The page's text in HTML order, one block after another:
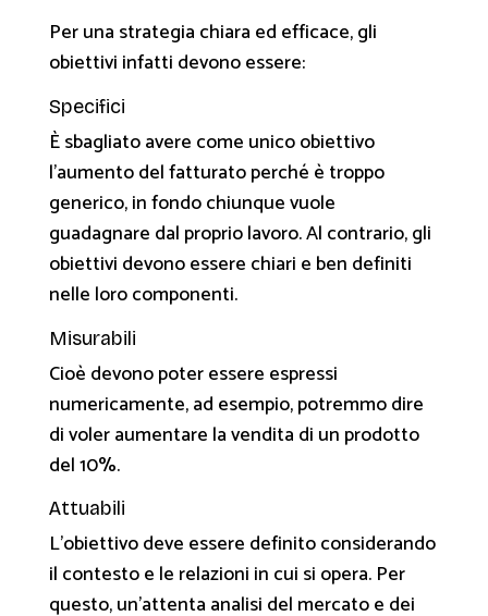
Per una strategia chiara ed efficace, gli
obiettivi infatti devono essere:
Specifici
È sbagliato avere come unico obiettivo
l’aumento del fatturato perché è troppo
generico, in fondo chiunque vuole
guadagnare dal proprio lavoro. Al contrario, gli
obiettivi devono essere chiari e ben definiti
nelle loro componenti.
Misurabili
Cioè devono poter essere espressi
numericamente, ad esempio, potremmo dire
di voler aumentare la vendita di un prodotto
del 10%.
Attuabili
L’obiettivo deve essere definito considerando
il contesto e le relazioni in cui si opera. Per
questo, un’attenta analisi del mercato e dei